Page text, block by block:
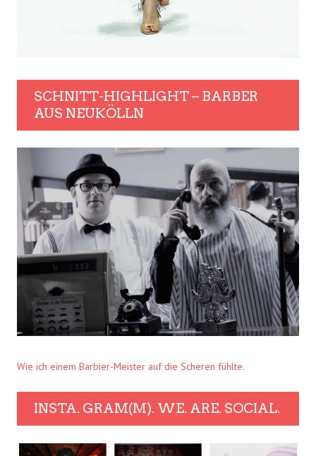
SCHNITT-HIGHLIGHT – BARBER
AUS NEUKÖLLN
Wie ich einem Barbier-Meister auf die Scheren fühlte.
INSTA. GRAM(M). WE. ARE. SOCIAL.